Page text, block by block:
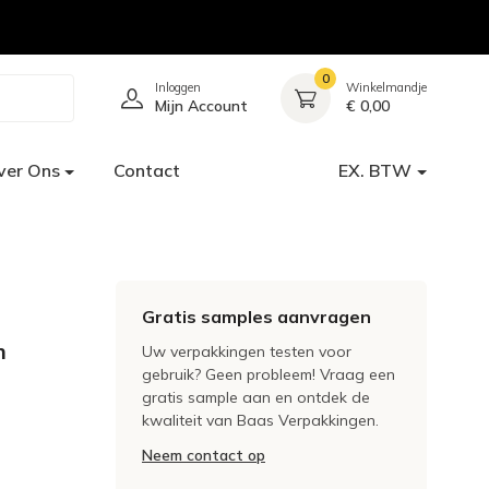
Inloggen
Mijn Account
0
Winkelmandje
€ 0,00
Ons Contact EX. BTW
Gratis samples aanvragen
Uw verpakkingen testen voor
gebruik? Geen probleem! Vraag een
gratis sample aan en ontdek de
kwaliteit van Baas Verpakkingen.
Neem contact op